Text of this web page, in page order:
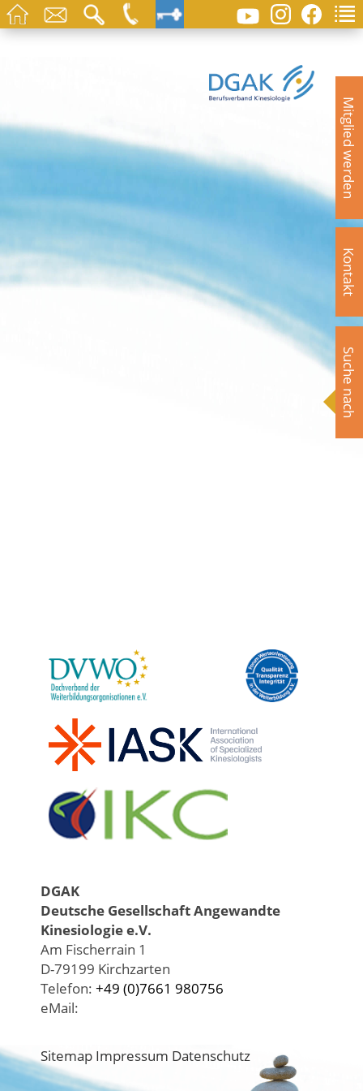
Mitglied werden
Kontakt
Suche nach
DGAK
Deutsche Gesellschaft Angewandte
Kinesiologie e.V.
Am Fischerrain 1
D-79199 Kirchzarten
Telefon: +49 (0)7661 980756
eMail:
Sitemap Impressum Datenschutz